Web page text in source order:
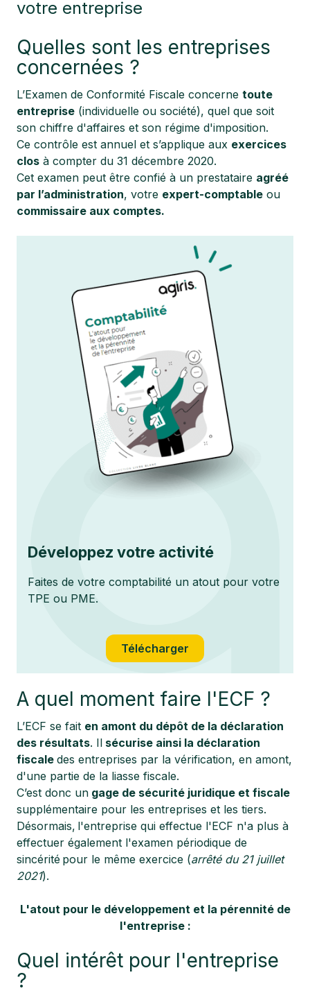
votre entreprise
Quelles sont les entreprises
concernées ?
L’Examen de Conformité Fiscale concerne toute
entreprise (individuelle ou société), quel que soit
son chiffre d'affaires et son régime d'imposition.
Ce contrôle est annuel et s’applique aux exercices
clos à compter du 31 décembre 2020.
Cet examen peut être confié à un prestataire agréé
par l’administration, votre expert-comptable ou
commissaire aux comptes.
Développez votre activité
Faites de votre comptabilité un atout pour votre
TPE ou PME.
Télécharger
A quel moment faire l'ECF ?
L’ECF se fait en amont du dépôt de la déclaration
des résultats. Il sécurise ainsi la déclaration
fiscale des entreprises par la vérification, en amont,
d'une partie de la liasse fiscale.
C’est donc un gage de sécurité juridique et fiscale
supplémentaire pour les entreprises et les tiers.
Désormais, l'entreprise qui effectue l'ECF n'a plus à
effectuer également l'examen périodique de
sincérité pour le même exercice (arrêté du 21 juillet
2021).
L'atout pour le développement et la pérennité de
l'entreprise :
Quel intérêt pour l'entreprise
?